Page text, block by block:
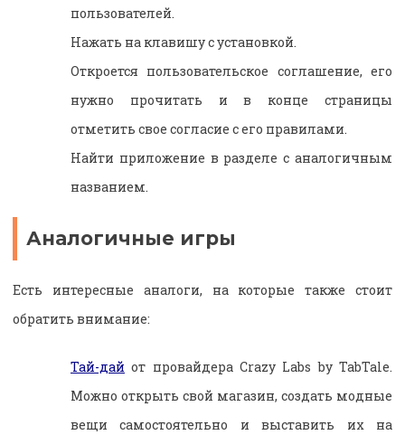
пользователей.
Нажать на клавишу с установкой.
Откроется пользовательское соглашение, его
нужно прочитать и в конце страницы
отметить свое согласие с его правилами.
Найти приложение в разделе с аналогичным
названием.
Аналогичные игры
Есть интересные аналоги, на которые также стоит
обратить внимание:
Тай-дай от провайдера Crazy Labs by TabTale.
Можно открыть свой магазин, создать модные
вещи самостоятельно и выставить их на